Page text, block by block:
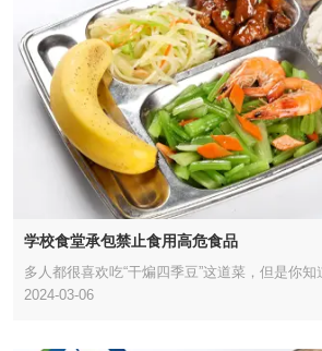
学校食堂承包禁止食用高危食品
多人都很喜欢吃“干煸四季豆”这道菜，但是你
菜，由于烹饪不当，容易引起食物中毒。近，
2024-03-06